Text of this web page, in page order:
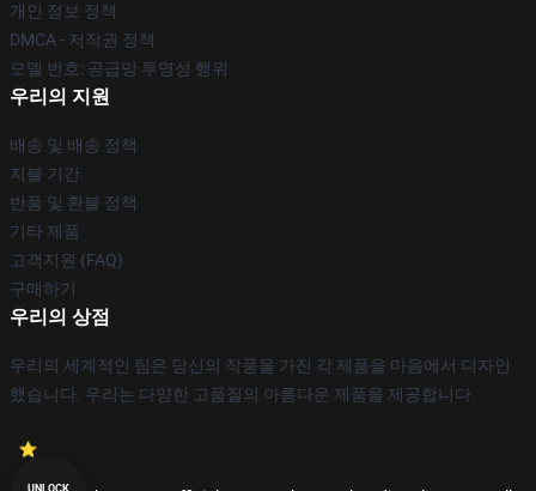
개인 정보 정책
DMCA - 저작권 정책
모델 번호: 공급망 투명성 행위
우리의 지원
배송 및 배송 정책
지불 기간
반품 및 환불 정책
기타 제품
고객지원 (FAQ)
구매하기
우리의 상점
우리의 세계적인 팀은 당신의 작풍을 가진 각 제품을 마음에서 디자인
했습니다. 우리는 다양한 고품질의 아름다운 제품을 제공합니다.
UNLOCK